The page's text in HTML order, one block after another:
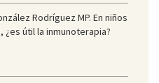
Rodríguez MP. En niños
útil la inmunoterapia?